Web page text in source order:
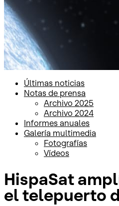
Últimas noticias
Notas de prensa
Archivo 2025
Archivo 2024
Informes anuales
Galería multimedia
Fotografías
Vídeos
HispaSat
el telepuerto